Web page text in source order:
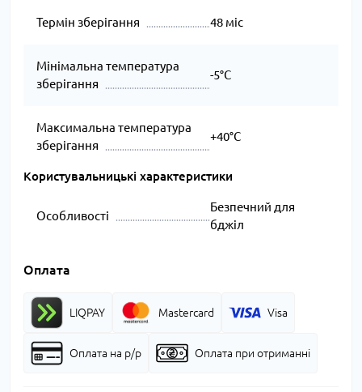
Термін зберігання 48 міс
Мінімальна температура
зберігання
-5°C
Максимальна температура
зберігання
+40°C
Користувальницькі характеристики
Особливості
Безпечний для
бджіл
Оплата
LIQPAY Mastercard Visa
Оплата на р/р Оплата при отриманні